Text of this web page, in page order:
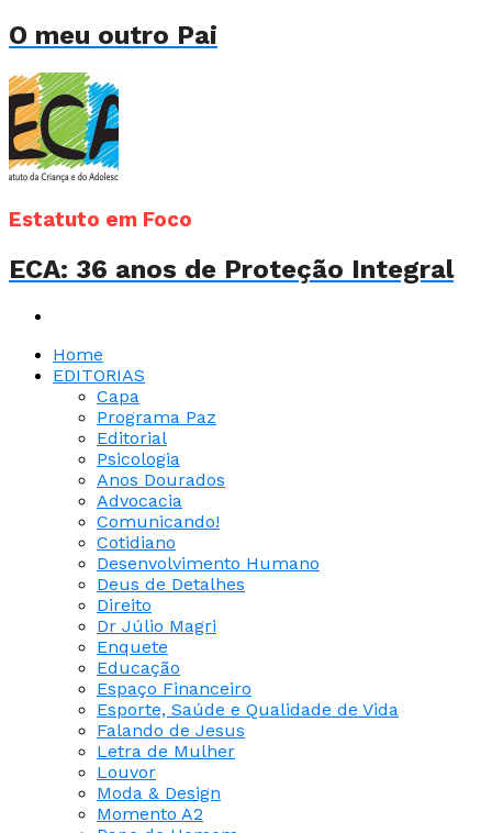
O meu outro Pai
Estatuto em Foco
ECA: 36 anos de Proteção Integral
Home
EDITORIAS
Capa
Programa Paz
Editorial
Psicologia
Anos Dourados
Advocacia
Comunicando!
Cotidiano
Desenvolvimento Humano
Deus de Detalhes
Direito
Dr Júlio Magri
Enquete
Educação
Espaço Financeiro
Esporte, Saúde e Qualidade de Vida
Falando de Jesus
Letra de Mulher
Louvor
Moda & Design
Momento A2